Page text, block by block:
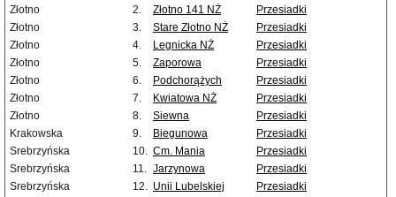
Złotno
2. Złotno 141 NŻ
Przesiadki
Złotno
3. Stare Złotno NŻ
Przesiadki
Złotno
4. Legnicka NŻ
Przesiadki
Złotno
5. Zaporowa
Przesiadki
Złotno
6. Podchorążych
Przesiadki
Złotno
7. Kwiatowa NŻ
Przesiadki
Złotno
8. Siewna
Przesiadki
Krakowska
9. Biegunowa
Przesiadki
Srebrzyńska
10. Cm. Mania
Przesiadki
Srebrzyńska
11. Jarzynowa
Przesiadki
Srebrzyńska
12. Unii Lubelskiej
Przesiadki